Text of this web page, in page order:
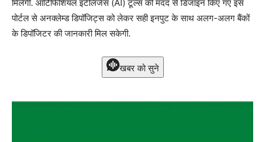
मिलेगी. आर्टिफिशियल इंटेलिजेंस (AI) टूल्स की मदद से डिजाइन किए गए इस
पोर्टल से अनक्लेम्ड डिपॉजिट्स को लेकर सही इनपुट के साथ अलग-अलग बैंकों
के डिपॉजिटर की जानकारी मिल सकेगी.
खबर को सुने